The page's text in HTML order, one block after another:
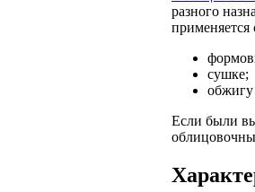
разного
применяется
сушке;
обжигу
Если были